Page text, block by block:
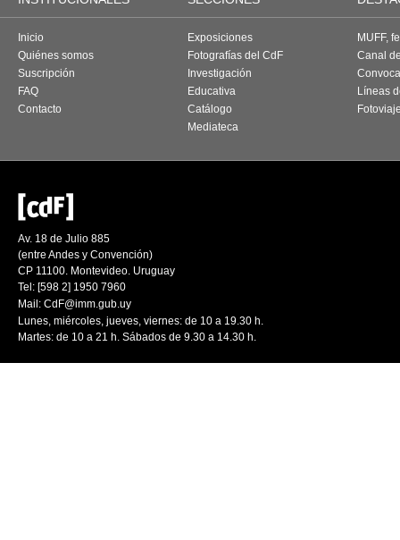
Inicio
Quiénes somos
Suscripción
FAQ
Contacto
Exposiciones
Fotografías del CdF
Investigación
Educativa
Catálogo
Mediateca
MUFF,
Canal
Líneas
Av. 18 de Julio 885
(entre Andes y Convención)
CP 11100. Montevideo. Uruguay
Tel: [598 2] 1950 7960
Mail: CdF@imm.gub.uy
Lunes, miércoles, jueves, viernes: de 10 a 19.30 h.
Martes: de 10 a 21 h. Sábados de 9.30 a 14.30 h.